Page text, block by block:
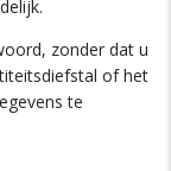
zonder dat u
of het
te